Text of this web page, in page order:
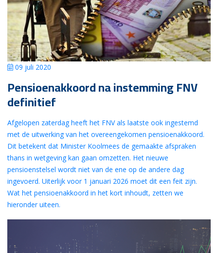
09 juli 2020
Pensioenakkoord na instemming FNV
definitief
Afgelopen zaterdag heeft het FNV als laatste ook ingestemd
met de uitwerking van het overeengekomen pensioenakkoord.
Dit betekent dat Minister Koolmees de gemaakte afspraken
thans in wetgeving kan gaan omzetten. Het nieuwe
pensioenstelsel wordt niet van de ene op de andere dag
ingevoerd. Uiterlijk voor 1 januari 2026 moet dit een feit zijn.
Wat het pensioenakkoord in het kort inhoudt, zetten we
hieronder uiteen.